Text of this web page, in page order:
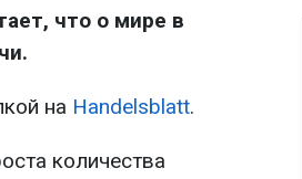
что о мире в
на Handelsblatt.
количества